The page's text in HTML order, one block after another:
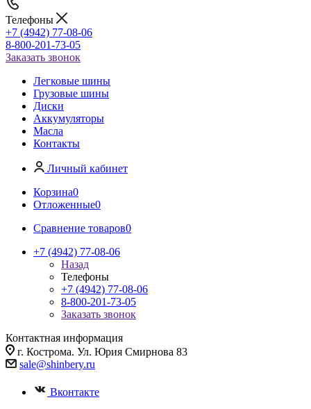
Телефоны
+7 (4942) 77-08-06
8-800-201-73-05
Заказать звонок
Легковые шины
Грузовые шины
Диски
Аккумуляторы
Масла
Контакты
Личный кабинет
Корзина0
Отложенные0
Сравнение товаров0
+7 (4942) 77-08-06
Назад
Телефоны
+7 (4942) 77-08-06
8-800-201-73-05
Заказать звонок
Контактная информация
г. Кострома. Ул. Юрия Смирнова 83
sale@shinbery.ru
Вконтакте